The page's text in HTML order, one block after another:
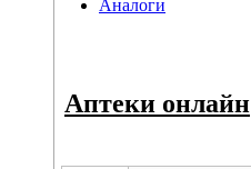
Аналоги
Аптеки онлайн